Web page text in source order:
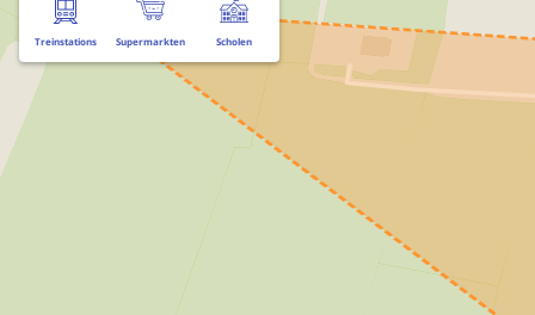
Treinstations Supermarkten Scholen